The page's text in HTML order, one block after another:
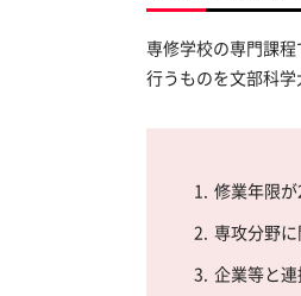
専修学校の専門課
行うものを文部科
1. 修業年限が
2. 専攻分野
3. 企業等と